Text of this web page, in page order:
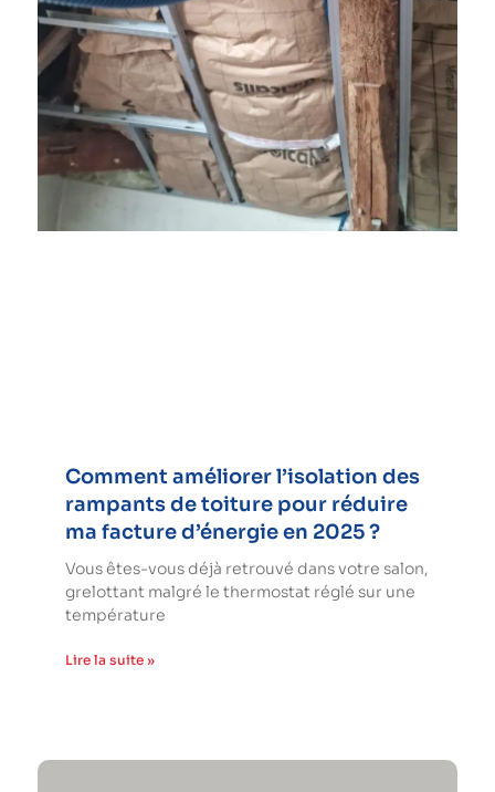
Comment améliorer l’isolation des
rampants de toiture pour réduire
ma facture d’énergie en 2025 ?
Vous êtes-vous déjà retrouvé dans votre salon,
grelottant malgré le thermostat réglé sur une
température
Lire la suite »